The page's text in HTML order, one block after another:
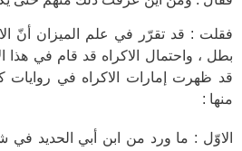
فقلت : قد تقرّر في علم الميزان أنّ
بطل ، واحتمال الاكراه قد قام في هذا
قد ظهرت إمارات الاكراه في روايات
منها :
الاوّل : ما ورد من ابن أبي الحديد في